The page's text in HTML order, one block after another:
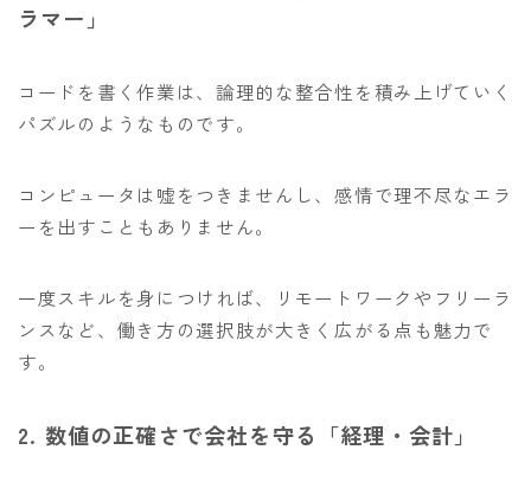
ラマー」
コードを書く作業は、論理的な整合性を積み上げていく
パズルのようなものです。
コンピュータは嘘をつきませんし、感情で理不尽なエラ
ーを出すこともありません。
一度スキルを身につければ、リモートワークやフリーラ
ンスなど、働き方の選択肢が大きく広がる点も魅力で
す。
2. 数値の正確さで会社を守る「経理・会計」